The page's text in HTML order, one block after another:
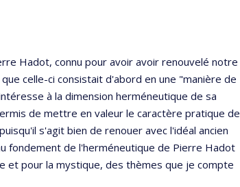
Hadot, connu pour avoir avoir renouvelé notre
celle-ci consistait d'abord en une "manière de
à la dimension herméneutique de sa
de mettre en valeur le caractère pratique de
s'agit bien de renouer avec l'idéal ancien
fondement de l'herméneutique de Pierre Hadot
et pour la mystique, des thèmes que je compte